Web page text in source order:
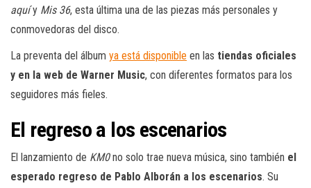
aquíy Mis 36, esta última una de las piezas más personales y
conmovedoras del disco.
La preventa del álbum ya está disponible en las tiendas oficiales
y en la web de Warner Music, con diferentes formatos para los
seguidores más fieles.
El regreso a los escenarios
El lanzamiento de KM0no solo trae nueva música, sino también el
esperado regreso de Pablo Alborán a los escenarios. Su